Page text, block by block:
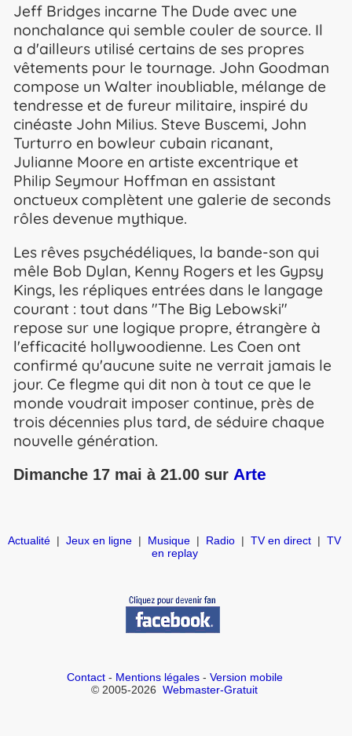
Jeff Bridges incarne The Dude avec une
nonchalance qui semble couler de source. Il
a d'ailleurs utilisé certains de ses propres
vêtements pour le tournage. John Goodman
compose un Walter inoubliable, mélange de
tendresse et de fureur militaire, inspiré du
cinéaste John Milius. Steve Buscemi, John
Turturro en bowleur cubain ricanant,
Julianne Moore en artiste excentrique et
Philip Seymour Hoffman en assistant
onctueux complètent une galerie de seconds
rôles devenue mythique.
Les rêves psychédéliques, la bande-son qui
mêle Bob Dylan, Kenny Rogers et les Gypsy
Kings, les répliques entrées dans le langage
courant : tout dans "The Big Lebowski"
repose sur une logique propre, étrangère à
l'efficacité hollywoodienne. Les Coen ont
confirmé qu'aucune suite ne verrait jamais le
jour. Ce flegme qui dit non à tout ce que le
monde voudrait imposer continue, près de
trois décennies plus tard, de séduire chaque
nouvelle génération.
Dimanche 17 mai à 21.00 sur Arte
Actualité |Jeux en ligne | Musique | Radio |TV en direct |TV
en replay
Contact- Mentions légales- Version mobile
© 2005-2026Webmaster-Gratuit